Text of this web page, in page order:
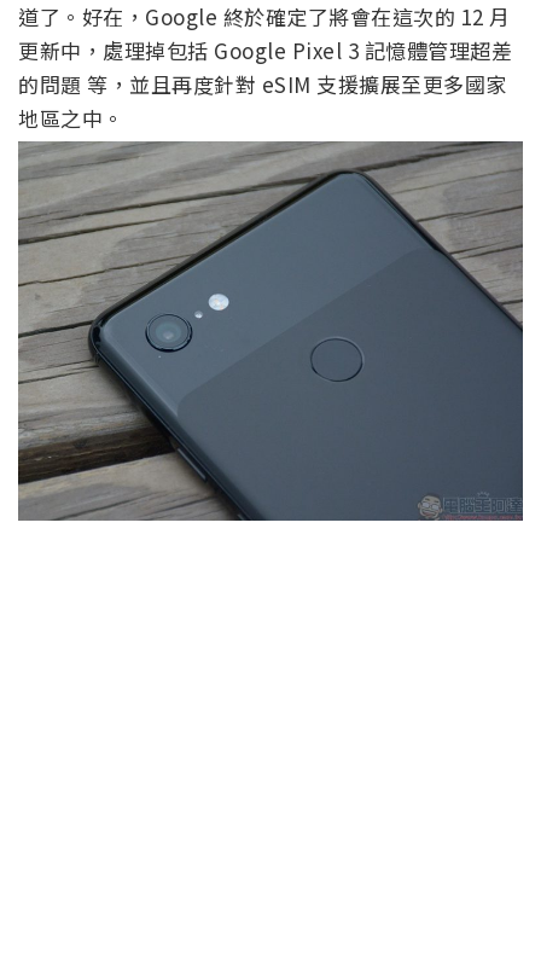
道了。好在，Google 終於確定了將會在這次的 12 月
更新中，處理掉包括 Google Pixel 3 記憶體管理超差
的問題 等，並且再度針對 eSIM 支援擴展至更多國家
地區之中。